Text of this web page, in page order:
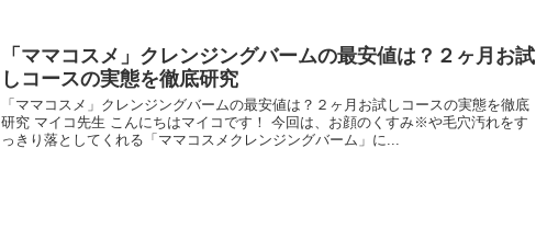
「ママコスメ」クレンジングバームの最安値は？２ヶ月お試
しコースの実態を徹底研究
「ママコスメ」クレンジングバームの最安値は？２ヶ月お試しコースの実態を徹底
研究 マイコ先生 こんにちはマイコです！ 今回は、お顔のくすみ※や毛穴汚れをす
っきり落としてくれる「ママコスメクレンジングバーム」に...